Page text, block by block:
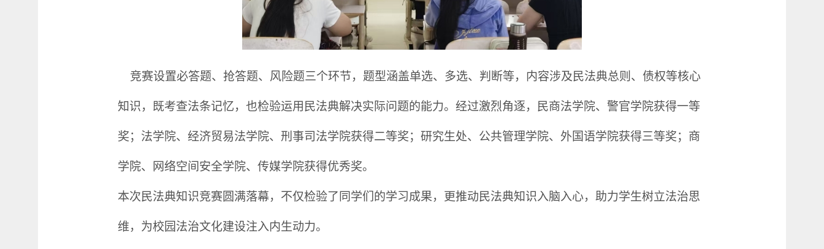
竞赛设置必答题、抢答题、风险题三个环节，题型涵盖单选、多选、判 断等，内容涉及民法典总则、债权等核心
知识，既考查法条记忆，也检验运用民法典解决实际问题的能力。经过激烈角逐，民商法学院、警官学院获得一等
奖；法学院、经济贸易法学院、刑事司法学院获得二等奖；研究生处、公共管理学院、外国语学院获得三等奖；商
学院、网络空间安全学院、传媒学院获得优秀奖。
本次民法典知识竞赛圆满落幕，不仅检验了同学们的学习成果，更推动民法典知识入脑入心，助力学生树立法治思
维，为校园法治文化建设注入内生动力。